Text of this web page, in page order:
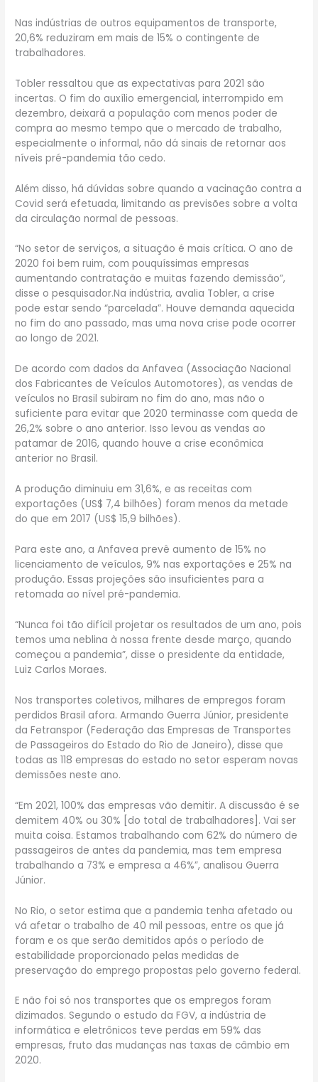
Nas indústrias de outros equipamentos de transporte,
20,6% reduziram em mais de 15% o contingente de
trabalhadores.
Tobler ressaltou que as expectativas para 2021 são
incertas. O fim do auxílio emergencial, interrompido em
dezembro, deixará a população com menos poder de
compra ao mesmo tempo que o mercado de trabalho,
especialmente o informal, não dá sinais de retornar aos
níveis pré-pandemia tão cedo.
Além disso, há dúvidas sobre quando a vacinação contra a
Covid será efetuada, limitando as previsões sobre a volta
da circulação normal de pessoas.
“No setor de serviços, a situação é mais crítica. O ano de
2020 foi bem ruim, com pouquíssimas empresas
aumentando contratação e muitas fazendo demissão”,
disse o pesquisador.Na indústria, avalia Tobler, a crise
pode estar sendo “parcelada”. Houve demanda aquecida
no fim do ano passado, mas uma nova crise pode ocorrer
ao longo de 2021.
De acordo com dados da Anfavea (Associação Nacional
dos Fabricantes de Veículos Automotores), as vendas de
veículos no Brasil subiram no fim do ano, mas não o
suficiente para evitar que 2020 terminasse com queda de
26,2% sobre o ano anterior. Isso levou as vendas ao
patamar de 2016, quando houve a crise econômica
anterior no Brasil.
A produção diminuiu em 31,6%, e as receitas com
exportações (US$ 7,4 bilhões) foram menos da metade
do que em 2017 (US$ 15,9 bilhões).
Para este ano, a Anfavea prevê aumento de 15% no
licenciamento de veículos, 9% nas exportações e 25% na
produção. Essas projeções são insuficientes para a
retomada ao nível pré-pandemia.
“Nunca foi tão difícil projetar os resultados de um ano, pois
temos uma neblina à nossa frente desde março, quando
começou a pandemia”, disse o presidente da entidade,
Luiz Carlos Moraes.
Nos transportes coletivos, milhares de empregos foram
perdidos Brasil afora. Armando Guerra Júnior, presidente
da Fetranspor (Federação das Empresas de Transportes
de Passageiros do Estado do Rio de Janeiro), disse que
todas as 118 empresas do estado no setor esperam novas
demissões neste ano.
“Em 2021, 100% das empresas vão demitir. A discussão é se
demitem 40% ou 30% [do total de trabalhadores]. Vai ser
muita coisa. Estamos trabalhando com 62% do número de
passageiros de antes da pandemia, mas tem empresa
trabalhando a 73% e empresa a 46%”, analisou Guerra
Júnior.
No Rio, o setor estima que a pandemia tenha afetado ou
vá afetar o trabalho de 40 mil pessoas, entre os que já
foram e os que serão demitidos após o período de
estabilidade proporcionado pelas medidas de
preservação do emprego propostas pelo governo federal.
E não foi só nos transportes que os empregos foram
dizimados. Segundo o estudo da FGV, a indústria de
informática e eletrônicos teve perdas em 59% das
empresas, fruto das mudanças nas taxas de câmbio em
2020.